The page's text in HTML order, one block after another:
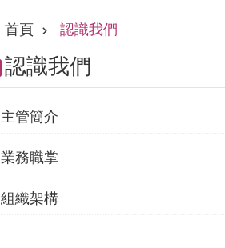
首頁 認識我們
認識我們
主管簡介
業務職掌
組織架構